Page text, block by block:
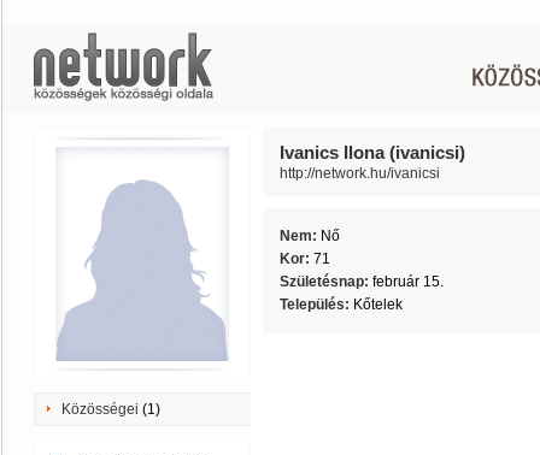
Közösségei (1)
Ivanics Ilona (ivanicsi)
http://network.hu/ivanicsi
Nem: Nő
Kor: 71
Születésnap: február 15.
Település: Kőtelek